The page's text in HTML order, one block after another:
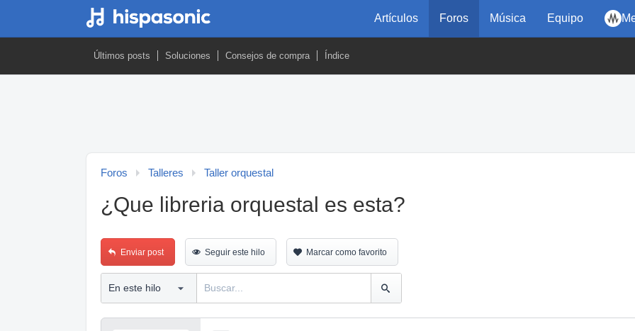
Artículos Foros Música Equipo
Últimos posts Soluciones Consejos de compra Índice
Foros Talleres Taller orquestal
¿Que libreria orquestal es esta?
Enviar post Seguir este hilo Marcar como favorito